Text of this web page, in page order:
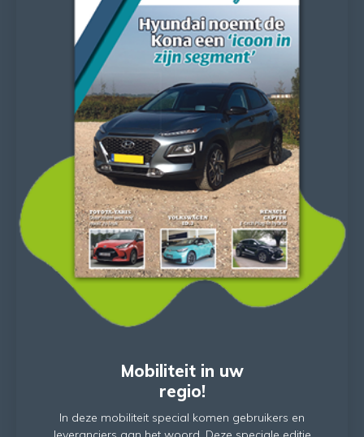
Mobiliteit in uw
regio!
In deze mobiliteit special komen gebruikers en